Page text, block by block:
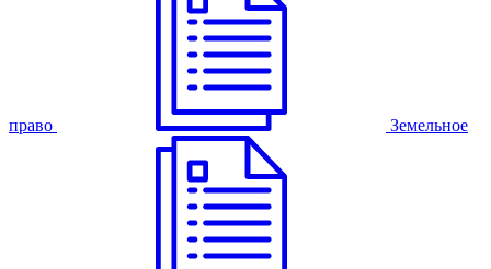
право Земельное